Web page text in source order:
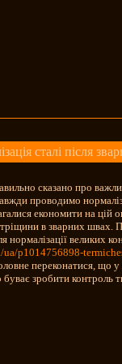
сталі після
сказано про
проводимо
економити на цій
тріщини в зварних швах.
нормалізації великих
ua/p1014756898-
переконатися, що
зробити контроль